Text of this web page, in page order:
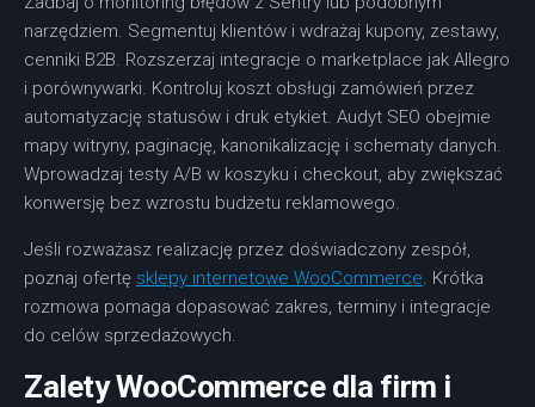
narzędziem. Segmentuj klientów i wdrażaj kupony, zestawy,
cenniki B2B. Rozszerzaj integracje o marketplace jak Allegro
i porównywarki. Kontroluj koszt obsługi zamówień przez
automatyzację statusów i druk etykiet. Audyt SEO obejmie
mapy witryny, paginację, kanonikalizację i schematy danych.
Wprowadzaj testy A/B w koszyku i checkout, aby zwiększać
konwersję bez wzrostu budżetu reklamowego.
Jeśli rozważasz realizację przez doświadczony zespół,
poznaj ofertę sklepy internetowe WooCommerce. Krótka
rozmowa pomaga dopasować zakres, terminy i integracje
do celów sprzedażowych.
Zalety WooCommerce dla firm i